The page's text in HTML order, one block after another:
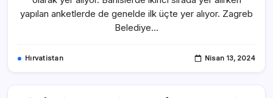
yapılan anketlerde de genelde ilk üçte yer alıyor. Zagreb
Belediye…
Hırvatistan Nisan 13, 2024